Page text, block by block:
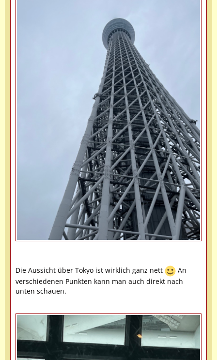
Die Aussicht über Tokyo ist wirklich ganz nett
An
verschiedenen Punkten kann man auch direkt nach
unten schauen.